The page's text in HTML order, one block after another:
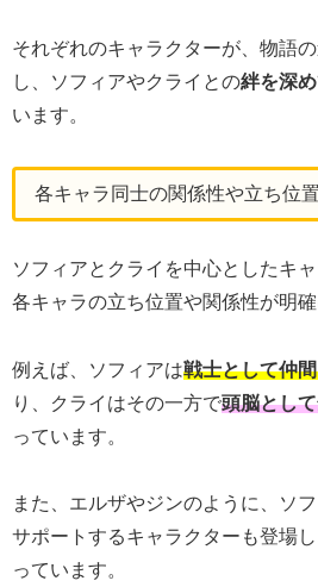
それぞれのキャラクターが、物語
し、ソフィアやクライとの絆を深め
います。
各キャラ同士の関係性や立ち位置
ソフィアとクライを中心としたキ
各キャラの立ち位置や関係性が明確
例えば、ソフィアは戦士として仲
り、クライはその一方で頭脳とし
っています。
また、エルザやジンのように、ソ
サポートするキャラクターも登場し
っています。